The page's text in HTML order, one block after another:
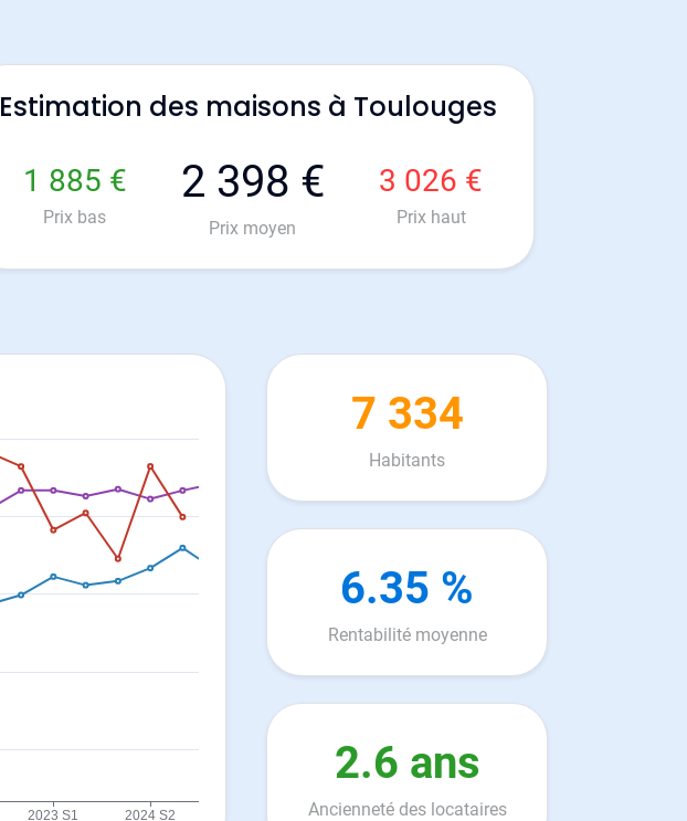
Estimation des maisons à Toulouges
1 885 €
Prix bas
2 398 €
Prix moyen
3 026 €
Prix haut
7 334
Habitants
6.35 %
Rentabilité moyenne
2.6 ans
Ancienneté des locataires